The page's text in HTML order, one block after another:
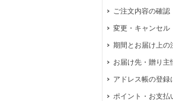
ご注文内容の確認
変更・キャンセル
期間とお届け上の
お届け先・贈り主
アドレス帳の登録
ポイント・お支払